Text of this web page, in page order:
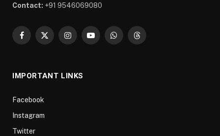
Contact: +91 9546069080
Facebook
X
InstagramYouTubeWhatsAppThreads
IMPORTANT LINKS
Facebook
Instagram
Twitter